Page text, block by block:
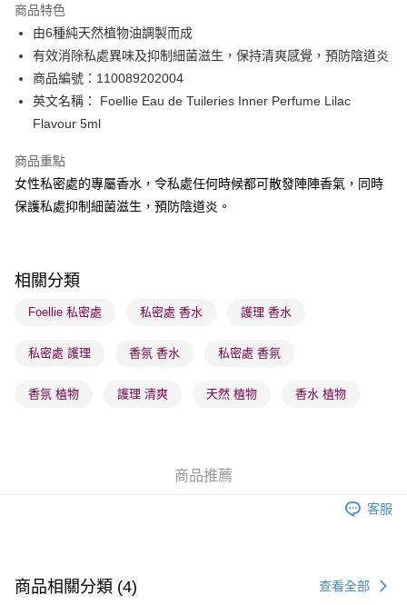
PayMe
WeChat Pay
BoC Pay
順豐自助櫃 - 確認發貨後1-3個工作天送達
每筆HK$65.00，滿HK$300.00或以上免運費
確認發貨後1-3 工作天送達，訂單將隨機分配至SF順豐速運或京東
物流公司進行物流配送
取。逾期會取消訂單，並不會安排重寄
取。逾期會取消訂單，並不會安排重寄
商品特色
由6種純天然植物油調製而成
有效消除私處異味及抑制細菌滋生，保持清爽感覺，預防陰道炎
商品編號：110089202004
英文名稱： Foellie Eau de Tuileries Inner Perfume Lilac
Flavour 5ml
商品重點
女性私密處的專屬香水，令私處任何時候都可散發陣陣香氣，同時
保護私處抑制細菌滋生，預防陰道炎。
相關分類
Foellie 私密處 私密處 香水 護理 香水
私密處 護理 香氛 香水 私密處 香氛
香氛 植物 護理 清爽 天然 植物 香水 植物
商品推薦
客服
商品相關分類 (4) 查看全部